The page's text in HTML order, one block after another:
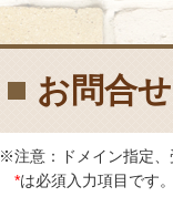
お問合せ
※注意：ドメイン指定、
*は必須入力項目です